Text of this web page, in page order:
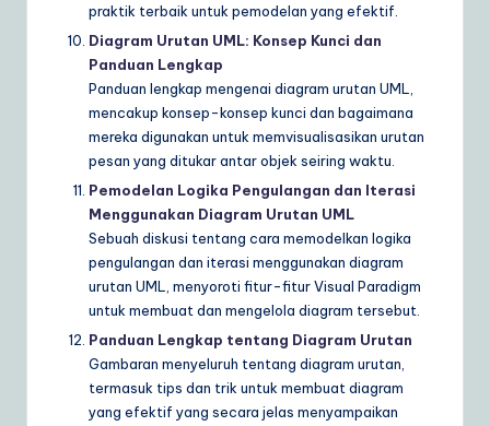
praktik terbaik untuk pemodelan yang efektif.
Diagram Urutan UML: Konsep Kunci dan
Panduan Lengkap
Panduan lengkap mengenai diagram urutan UML,
mencakup konsep-konsep kunci dan bagaimana
mereka digunakan untuk memvisualisasikan urutan
pesan yang ditukar antar objek seiring waktu.
Pemodelan Logika Pengulangan dan Iterasi
Menggunakan Diagram Urutan UML
Sebuah diskusi tentang cara memodelkan logika
pengulangan dan iterasi menggunakan diagram
urutan UML, menyoroti fitur-fitur Visual Paradigm
untuk membuat dan mengelola diagram tersebut.
Panduan Lengkap tentang Diagram Urutan
Gambaran menyeluruh tentang diagram urutan,
termasuk tips dan trik untuk membuat diagram
yang efektif yang secara jelas menyampaikan